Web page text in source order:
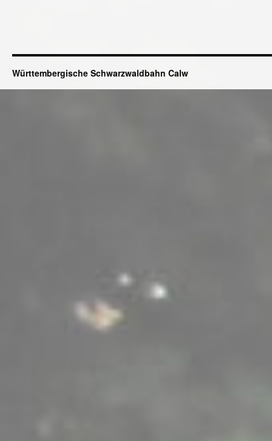
Württembergische Schwarzwaldbahn Calw